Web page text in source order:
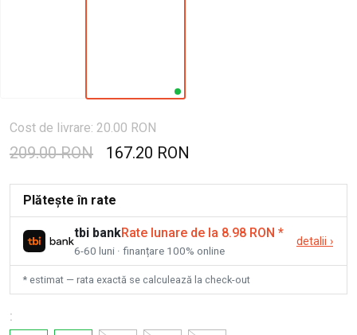
Cost de livrare: 20.00 RON
209.00 RON 167.20 RON
Plătește în rate
tbi bankRate lunare de la 8.98 RON *
6-60 luni · finanțare 100% online
detalii ›
* estimat — rata exactă se calculează la check-out
: